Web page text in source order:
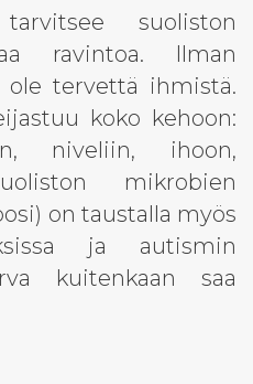
suoliston
ravintoa. Ilman
tervettä ihmistä.
koko kehoon:
niveliin, ihoon,
mikrobien
on taustalla myös
ja autismin
kuitenkaan saa